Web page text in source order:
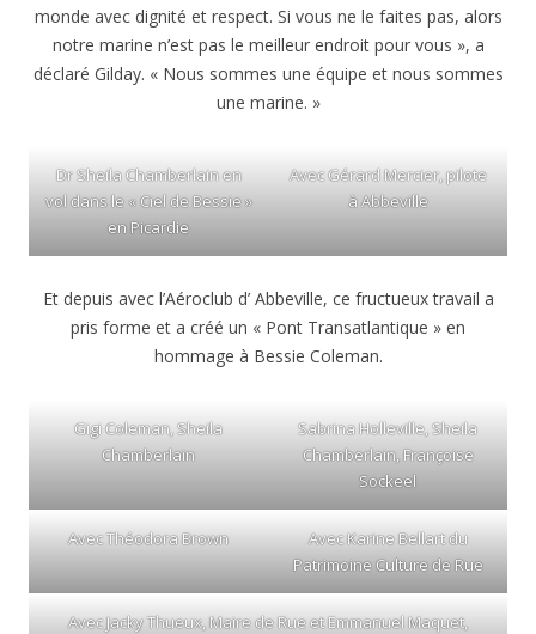
monde avec dignité et respect. Si vous ne le faites pas, alors
notre marine n’est pas le meilleur endroit pour vous », a
déclaré Gilday. « Nous sommes une équipe et nous sommes
une marine. »
Dr Sheila Chamberlain en
vol dans le « Ciel de Bessie »
en Picardie
Avec Gérard Mercier, pilote
à Abbeville
Et depuis avec l’Aéroclub d’ Abbeville, ce fructueux travail a
pris forme et a créé un « Pont Transatlantique » en
hommage à Bessie Coleman.
Gigi Coleman, Sheila
Chamberlain
Sabrina Holleville, Sheila
Chamberlain, Françoise
Sockeel
Avec Théodora Brown
Avec Karine Bellart du
Patrimoine Culture de Rue
Avec Jacky Thueux, Maire de Rue et Emmanuel Maquet,